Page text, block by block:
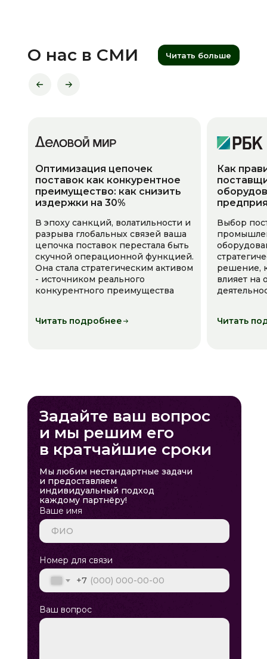
Читать больше
О нас в СМИ
Оптимизация цепочек
поставок как конкурентное
преимущество: как снизить
издержки на 30%
В эпоху санкций, волатильности и
разрыва глобальных связей ваша
цепочка поставок перестала быть
скучной операционной функцией.
Она стала стратегическим активом
- источником реального
конкурентного преимущества
Читать подробнее
Как
Выбор
решение,
влияет на
Читать
Задайте ваш вопрос
и мы решим его
в кратчайшие сроки
Мы любим нестандартные задачи
и предоставляем
индивидуальный подход
каждому партнёру!
Ваше имя
Номер для связи
+7
Ваш вопрос